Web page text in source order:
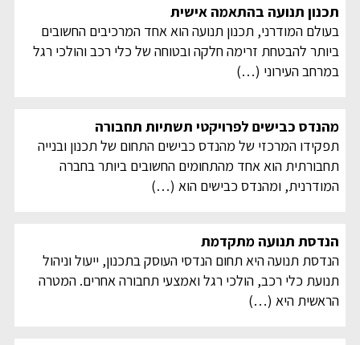
תכנון תנועה בהתאמה אישית
בעולם המודרני, תכנון תנועה הוא אחד המרכיבים החשובים
ביותר להבטחת זרימה חלקה ובטוחה של כלי רכב והולכי רגל
במרחב העירוני (…)
מהנדס כבישים לפרויקטי תשתיות תחבורה
תפקידו המרכזי של מהנדס כבישים התחום של תכנון ובנייה
תחבורתית הוא אחד מהתחומים החשובים ביותר בחברה
המודרנית, ומהנדס כבישים הוא (…)
הנדסת תנועה מתקדמת
הנדסת תנועה היא תחום הנדסי העוסק בתכנון, ייעול וניהול
תנועת כלי רכב, הולכי רגל ואמצעי תחבורה אחרים. המטרה
הראשית היא (…)